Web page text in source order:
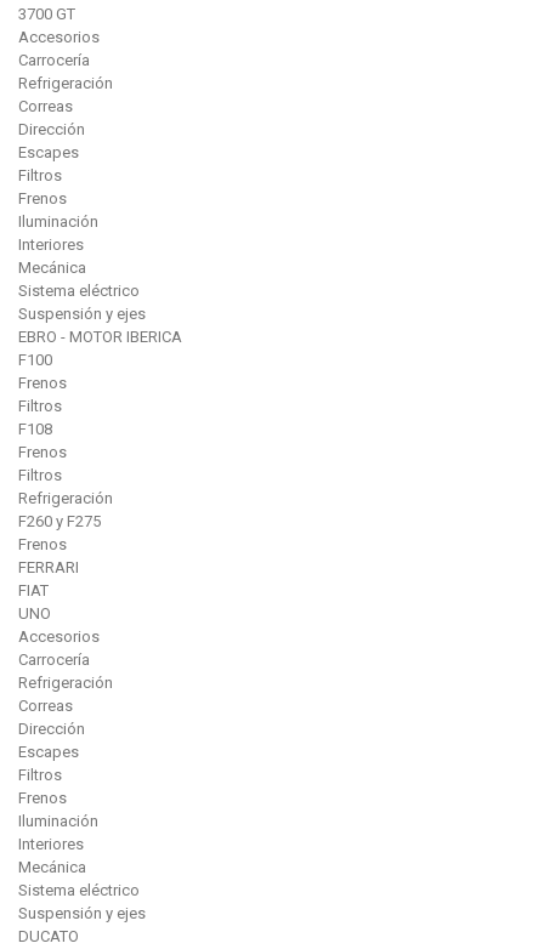
3700 GT
Accesorios
Carrocería
Refrigeración
Correas
Dirección
Escapes
Filtros
Frenos
Iluminación
Interiores
Mecánica
Sistema eléctrico
Suspensión y ejes
EBRO - MOTOR IBERICA
F100
Frenos
Filtros
F108
Frenos
Filtros
Refrigeración
F260 y F275
Frenos
FERRARI
FIAT
UNO
Accesorios
Carrocería
Refrigeración
Correas
Dirección
Escapes
Filtros
Frenos
Iluminación
Interiores
Mecánica
Sistema eléctrico
Suspensión y ejes
DUCATO